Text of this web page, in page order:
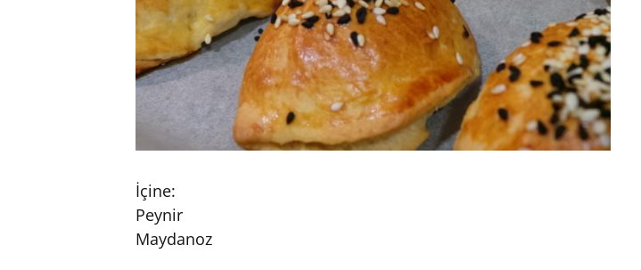
İçine:
Peynir
Maydanoz